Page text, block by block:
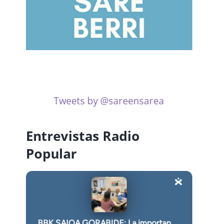
Tweets by @sareensarea
Entrevistas Radio
Popular